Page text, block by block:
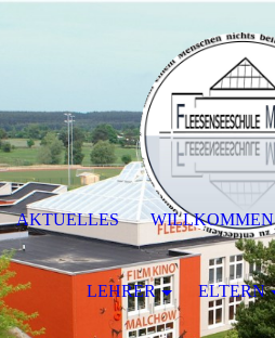
AKTUELLES WILLKOMMEN
LEHRER ELTERN